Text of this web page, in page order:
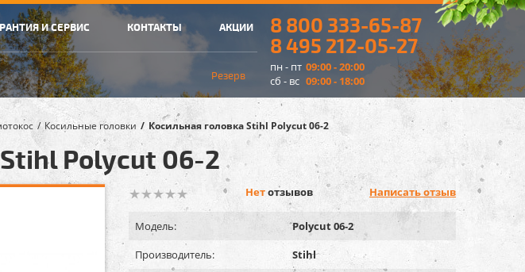
И СЕРВИС КОНТАКТЫ АКЦИИ
Резерв
8 800 333-65-87
8 495 212-05-27
пн - пт 09:00 - 20:00
сб - вс 09:00 - 18:00
Косильные головки Косильная головка Stihl Polycut 06-2
Polycut 06-2
Нетотзывов Написать отзыв
Модель:
Polycut 06-2
Производитель:
Stihl